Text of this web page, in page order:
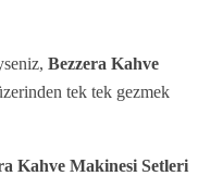
Bezzera Kahve
tek tek gezmek
Kahve Makinesi Setleri